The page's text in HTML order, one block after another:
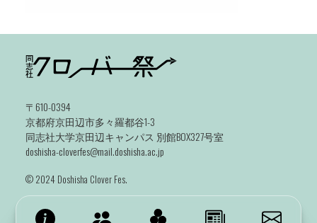
〒610-0394
京都府京田辺市多々羅都谷1-3
同志社大学京田辺キャンパス 別館BOX327号室
doshisha-cloverfes@mail.doshisha.ac.jp
©️ 2024 Doshisha Clover Fes.